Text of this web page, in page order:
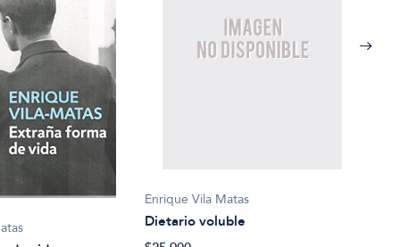
Enrique Vila Matas
Dietario voluble